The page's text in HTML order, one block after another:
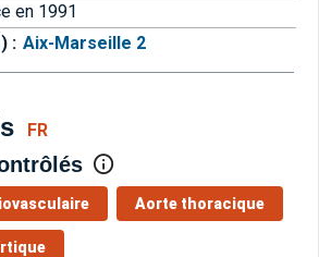
en 1991
: Aix-Marseille 2
FR
Aorte thoracique